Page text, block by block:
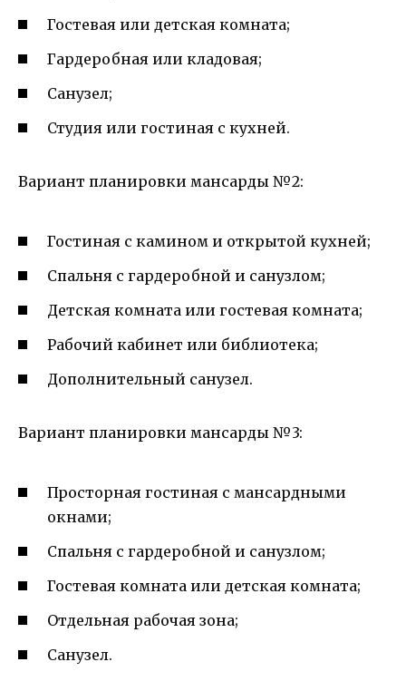
Гостевая или детская комната;
Гардеробная или кладовая;
Санузел;
Студия или гостиная с кухней.
Вариант планировки мансарды №2:
Гостиная с камином и открытой кухней;
Спальня с гардеробной и санузлом;
Детская комната или гостевая комната;
Рабочий кабинет или библиотека;
Дополнительный санузел.
Вариант планировки мансарды №3:
Просторная гостиная с мансардными
окнами;
Спальня с гардеробной и санузлом;
Гостевая комната или детская комната;
Отдельная рабочая зона;
Санузел.